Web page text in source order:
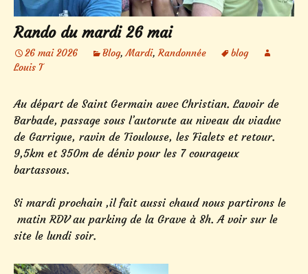
Rando du mardi 26 mai
26 mai 2026 Blog,Mardi,Randonnée
blog
Louis T
Au départ de Saint Germain avec Christian. Lavoir de
Barbade, passage sous l’autorute au niveau du viaduc
de Garrigue, ravin de Tioulouse, les Fialets et retour.
9,5km et 350m de déniv pour les 7 courageux
bartassous.
Si mardi prochain ,il fait aussi chaud nous partirons le
matin RDV au parking de la Grave à 8h. A voir sur le
site le lundi soir.